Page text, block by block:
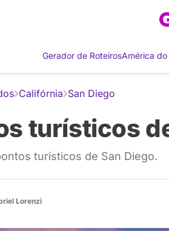
Gerador de RoteirosAmérica do
Califórnia San Diego
turísticos
turísticos de San Diego.
Lorenzi